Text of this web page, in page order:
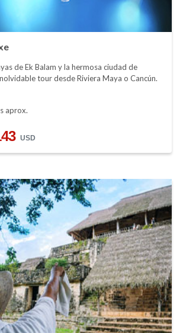
de Ek Balam y la hermosa ciudad de
tour desde Riviera Maya o Cancún.
aprox.
USD